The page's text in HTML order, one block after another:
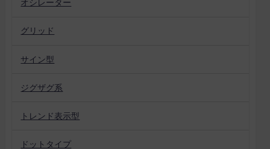
オシレーター
グリッド
サイン型
ジグザグ系
トレンド表示型
ドットタイプ